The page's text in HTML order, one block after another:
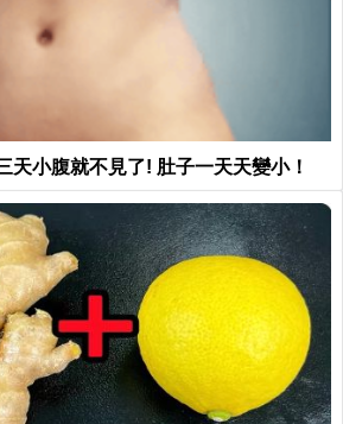
天小腹就不見了! 肚子一天天變小！